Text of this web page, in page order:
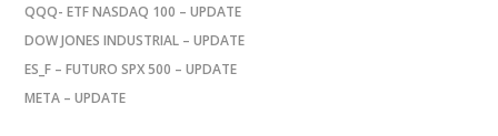
QQQ- ETF NASDAQ 100 – UPDATE
DOW JONES INDUSTRIAL – UPDATE
ES_F – FUTURO SPX 500 – UPDATE
META – UPDATE